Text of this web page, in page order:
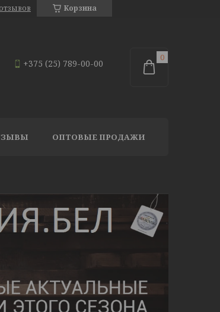
Корзина
+375 (25) 789-00-00
ОПТОВЫЕ ПРОДАЖИ